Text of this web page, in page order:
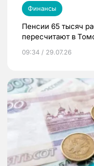
Финансы
Пенсии 65 тысяч
пересчитают в
09:34 / 29.07.26